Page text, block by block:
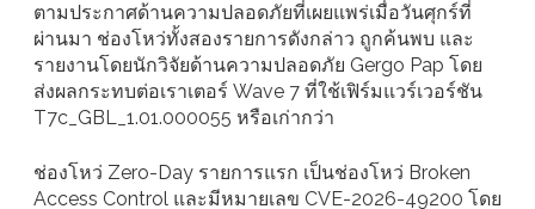
ตามประกาศด้านความปลอดภัยที่เผยแพร่เมื่อวันศุกร์ที่
ผ่านมา ช่องโหว่ทั้งสองรายการดังกล่าว ถูกค้นพบ และ
รายงานโดยนักวิจัยด้านความปลอดภัย Gergo Pap โดย
ส่งผลกระทบต่อเราเตอร์ Wave 7 ที่ใช้เฟิร์มแวร์เวอร์ชัน
T7c_GBL_1.01.000055 หรือเก่ากว่า
ช่องโหว่ Zero-Day รายการแรก เป็นช่องโหว่ Broken
Access Control และมีหมายเลข CVE-2026-49200 โดย